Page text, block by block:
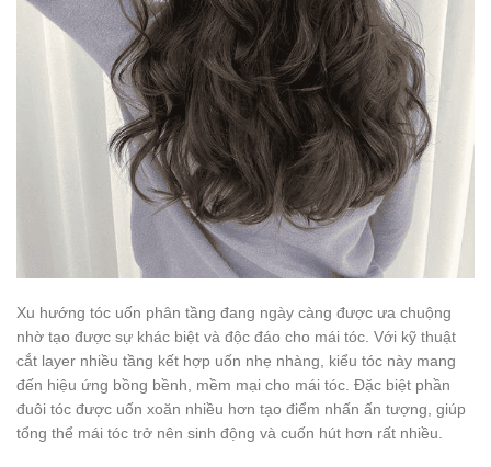
Xu hướng tóc uốn phân tầng đang ngày càng được ưa chuộng
nhờ tạo được sự khác biệt và độc đáo cho mái tóc. Với kỹ thuật
cắt layer nhiều tầng kết hợp uốn nhẹ nhàng, kiểu tóc này mang
đến hiệu ứng bồng bềnh, mềm mại cho mái tóc. Đặc biệt phần
đuôi tóc được uốn xoăn nhiều hơn tạo điểm nhấn ấn tượng, giúp
tổng thể mái tóc trở nên sinh động và cuốn hút hơn rất nhiều.